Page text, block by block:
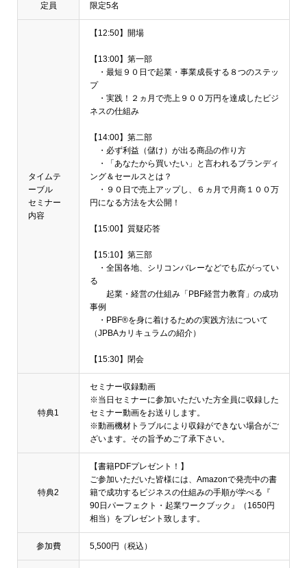
定員 限定5名
タイムテ
ーブル
セミナー
内容
【12:50】開場
【13:00】第一部
・最短９０日で起業・事業成長する８つのステッ
プ
・実践！２ヵ月で売上９００万円を達成したビジ
ネスの仕組み
【14:00】第二部
・必ず利益（儲け）が出る商品の作り方
・「あなたから買いたい」と言われるブランディ
ング＆セールスとは？
・９０日で売上アップし、６ヵ月で月商１００万
円になる方法を大公開！
【15:00】質疑応答
【15:10】第三部
・全国各地、シリコンバレーなどでも広がってい
る
起業・経営の仕組み「PBF経営力教育」の成功
事例
・PBF®を身に着けるための実践方法について
（JPBAカリキュラムの紹介）
【15:30】閉会
特典1
セミナー収録動画
※当日セミナーに参加いただいた方全員に収録した
セミナー動画をお送りします。
※動画機材トラブルにより収録ができない場合がご
ざいます。その旨予めご了承下さい。
特典2
【書籍PDFプレゼント！】
ご参加いただいた皆様には、Amazonで発売中の書
籍で成功するビジネスの仕組みの手順が学べる『
90日パーフェクト・起業ワークブック』（1650円
相当）をプレゼント致します。
参加費 5,500円（税込）